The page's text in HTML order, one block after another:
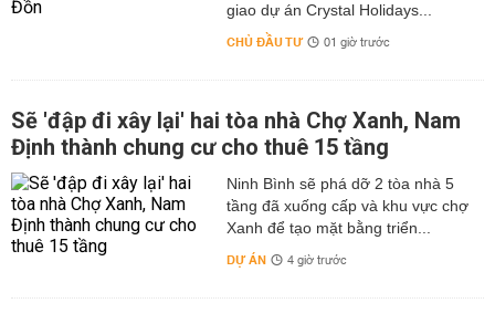
giao dự án Crystal Holidays...
CHỦ ĐẦU TƯ 01 giờ trước
Sẽ 'đập đi xây lại' hai tòa nhà Chợ Xanh, Nam
Định thành chung cư cho thuê 15 tầng
Ninh Bình sẽ phá dỡ 2 tòa nhà 5
tầng đã xuống cấp và khu vực chợ
Xanh để tạo mặt bằng triển...
DỰ ÁN 4 giờ trước